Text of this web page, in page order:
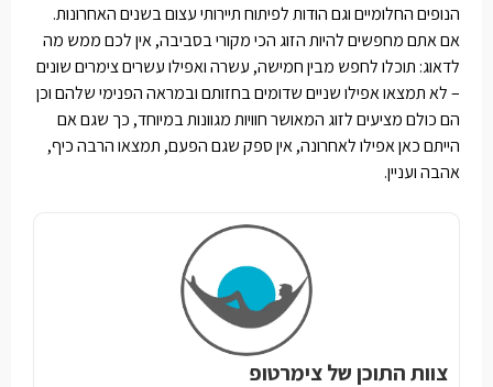
הנופים החלומיים וגם הודות לפיתוח תיירותי עצום בשנים האחרונות.
אם אתם מחפשים להיות הזוג הכי מקורי בסביבה, אין לכם ממש מה
לדאוג: תוכלו לחפש מבין חמישה, עשרה ואפילו עשרים צימרים שונים
– לא תמצאו אפילו שניים שדומים בחזותם ובמראה הפנימי שלהם וכן
הם כולם מציעים לזוג המאושר חוויות מגוונות במיוחד, כך שגם אם
הייתם כאן אפילו לאחרונה, אין ספק שגם הפעם, תמצאו הרבה כיף,
אהבה ועניין.
צוות התוכן של צימרטופ